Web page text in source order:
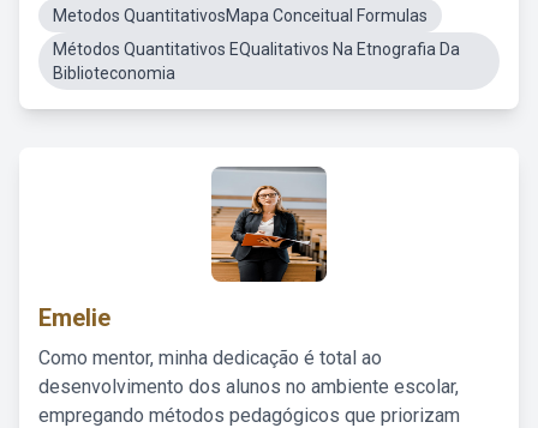
Metodos QuantitativosMapa Conceitual Formulas
Métodos Quantitativos EQualitativos Na Etnografia Da
Biblioteconomia
Emelie
Como mentor, minha dedicação é total ao
desenvolvimento dos alunos no ambiente escolar,
empregando métodos pedagógicos que priorizam